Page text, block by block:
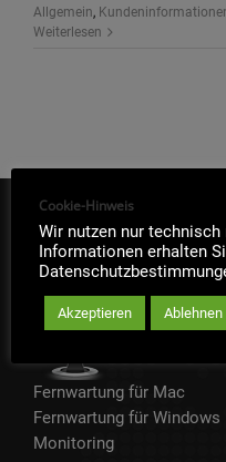
Allgemein,
Weiterlesen
IT-SOFORTHILFE
Fernwartung für Mac
Fernwartung für Windows
Monitoring
Cookie-Hinweis
Wir nutzen nur
Informationen erhalten
Akzeptieren Ablehnen